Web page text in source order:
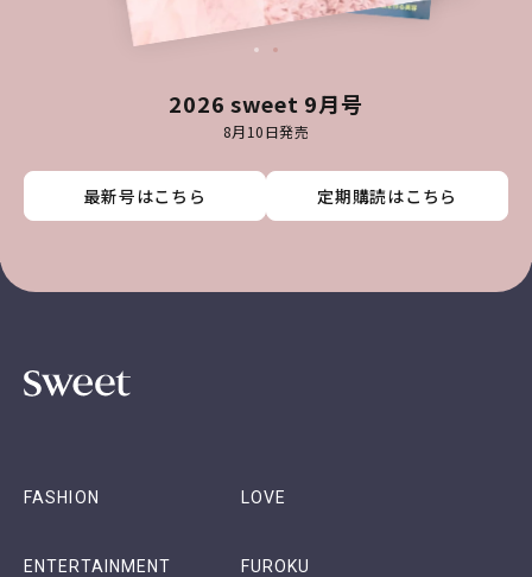
2026 sweet 9月号
8月10日発売
最新号はこちら 定期購読はこちら
最新号はこちら 定期購読はこちら
最新号はこちら 定期購読はこちら
最新号はこちら 定期購読はこちら
FASHION LOVE
ENTERTAINMENT FUROKU